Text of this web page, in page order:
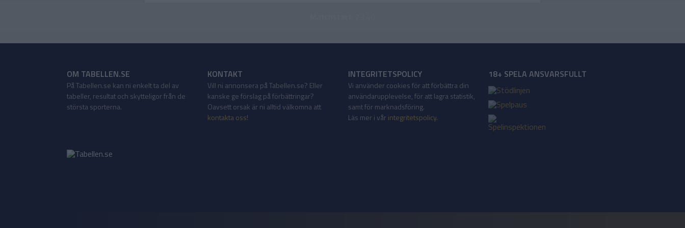
OM TABELLEN.SE
På Tabellen.se kan ni enkelt ta del av
tabeller, resultat och skytteligor från de
största sporterna.
KONTAKT
Vill ni annonsera på Tabellen.se? Eller
kanske ge förslag på förbättringar?
Oavsett orsak är ni alltid välkomna att
kontakta oss!
INTEGRITETSPOLICY
Vi använder cookies för att förbättra din
användarupplevelse, för att lagra statistik,
samt för marknadsföring.
Läs mer i vår integritetspolicy.
18+ SPELA ANSVARSFULLT